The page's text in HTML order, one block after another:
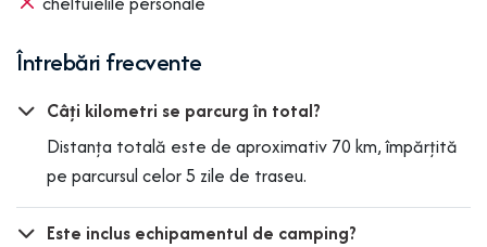
Întrebări frecvente
Câți kilometri se parcurg în total?
Distanța totală este de aproximativ 70 km, împărțită
pe parcursul celor 5 zile de traseu.
Este inclus echipamentul de camping?